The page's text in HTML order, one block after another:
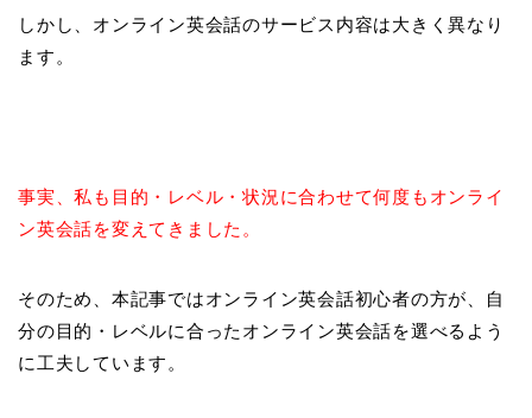
しかし、オンライン英会話のサービス内容は大きく異なり
ます。
事実、私も目的・レベル・状況に合わせて何度もオンライ
ン英会話を変えてきました。
そのため、本記事ではオンライン英会話初心者の方が、自
分の目的・レベルに合ったオンライン英会話を選べるよう
に工夫しています。